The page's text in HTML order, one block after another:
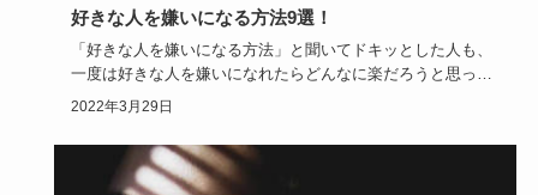
好きな人を嫌いになる方法9選！
「好きな人を嫌いになる方法」と聞いてドキッとした人も、
一度は好きな人を嫌いになれたらどんなに楽だろうと思った
ことあるんじゃ…
2022年3月29日